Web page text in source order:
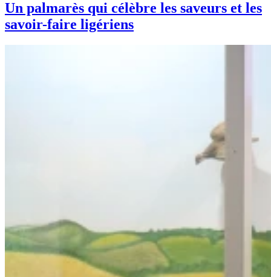
Un palmarès qui célèbre les saveurs et les
savoir-faire ligériens